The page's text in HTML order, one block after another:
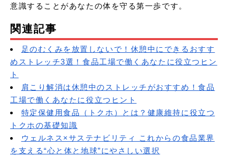
意識することがあなたの体を守る第一歩です。
関連記事
足のむくみを放置しないで！休憩中にできるおすす
めストレッチ3選！食品工場で働くあなたに役立つヒン
ト
肩こり解消は休憩中のストレッチがおすすめ！食品
工場で働くあなたに役立つヒント
特定保健用食品（トクホ）とは？健康維持に役立つ
トクホの基礎知識
ウェルネス×サステナビリティ これからの食品業界
を支える“心と体と地球”にやさしい選択